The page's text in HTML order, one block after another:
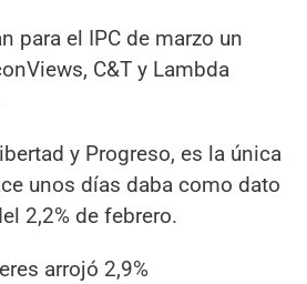
para el IPC de marzo un
C&T y Lambda
y Progreso, es la única
unos días daba como dato
2,2% de febrero.
arrojó 2,9%